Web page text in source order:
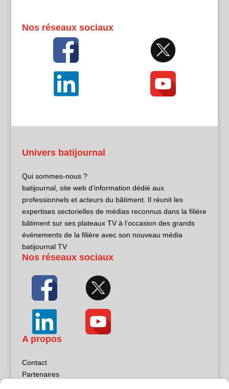
Nos réseaux sociaux
Univers batijournal
Qui sommes-nous ?
batijournal, site web d’information dédié aux
professionnels et acteurs du bâtiment. Il réunit les
expertises sectorielles de médias reconnus dans la filière
bâtiment sur ses plateaux TV à l’occasion des grands
événements de la filière avec son nouveau média
batijournal TV
Nos réseaux sociaux
A propos
Contact
Partenaires